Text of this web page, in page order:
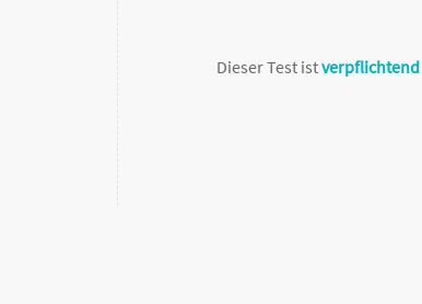
Dieser Test istverpflichtend